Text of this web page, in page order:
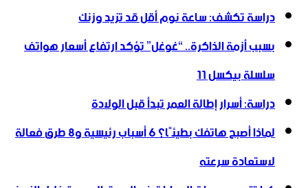
دراسة تكشف: ساعة نوم أقل قد تزيد وزنك
بسبب أزمة الذاكرة.. “غوغل” تؤكد ارتفاع أسعار هواتف
سلسلة بيكسل 11
دراسة: أسرار إطالة العمر تبدأ قبل الولادة
لماذا أصبح هاتفك بطيئًا؟ 6 أسباب رئيسية و8 طرق فعالة
لاستعادة سرعته